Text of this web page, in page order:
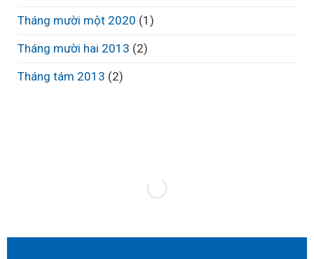
Tháng mười một 2020 (1)
Tháng mười hai 2013 (2)
Tháng tám 2013 (2)